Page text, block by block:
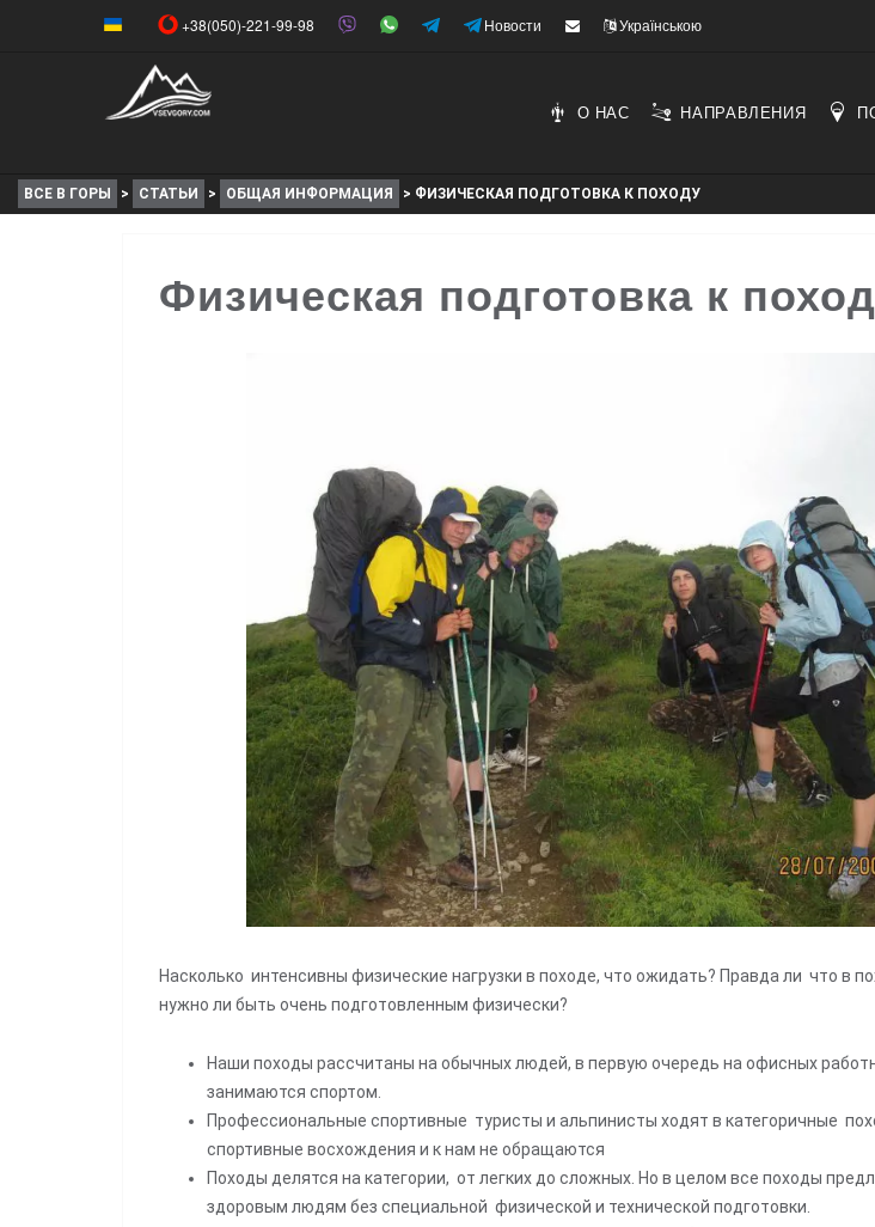
+38(050)-221-99-98 Новости Українською
О НАС НАПРАВЛЕНИЯ
ВСЕ В ГОРЫ > СТАТЬИ > ОБЩАЯ ИНФОРМАЦИЯ > ФИЗИЧЕСКАЯ ПОДГОТОВКА К ПОХОДУ
Физическая подготовка к
Насколько интенсивны физические нагрузки в походе, что ожидать? Правда ли что в
нужно ли быть очень подготовленным физически?
Наши походы рассчитаны на обычных людей, в первую очередь на офисных
занимаются спортом.
Профессиональные спортивные туристы и альпинисты ходят в категоричные
спортивные восхождения и к нам не обращаются
Походы делятся на категории, от легких до сложных. Но в целом все походы
здоровым людям без специальной физической и технической подготовки.